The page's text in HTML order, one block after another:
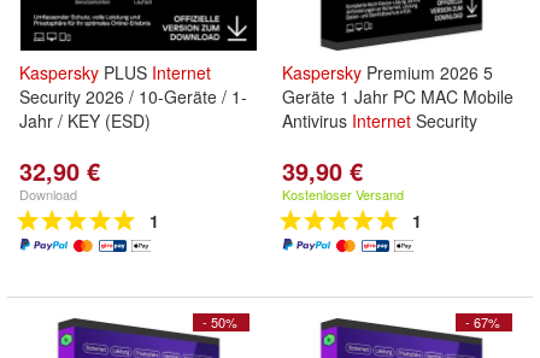
Kaspersky PLUS Internet
Security 2026 / 10-Geräte / 1-
Jahr / KEY (ESD)
32,90 €
Download
1
Kaspersky Premium 2026 5
Geräte 1 Jahr PC MAC Mobile
Antivirus Internet Security
39,90 €
Kostenloser Versand
1
- 50% - 67%